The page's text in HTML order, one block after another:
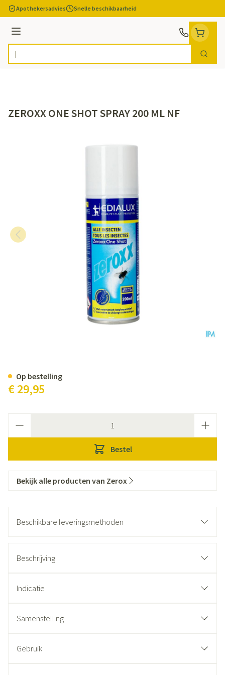
Ga naar de inhoud
Apothekersadvies Snelle beschikbaarheid
Menu
Product, merk, categorie... Zoek
ZEROXX ONE SHOT SPRAY 200 ML NF
€ 29,95
Bestel
Op bestelling
Bekijk alle producten van Zerox
Beschikbare leveringsmethoden
Beschrijving
Indicatie
Samenstelling
Gebruik